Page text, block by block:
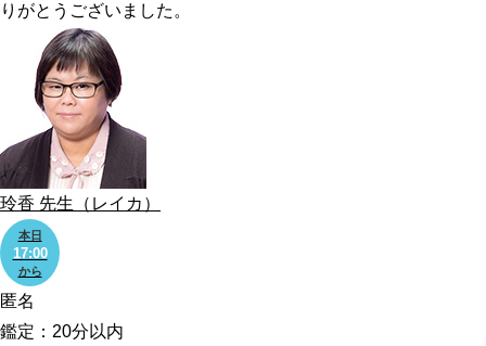
りがとうございました。
玲香 先生 （レイカ）
本日
17:00
から
匿名
鑑定：20分以内